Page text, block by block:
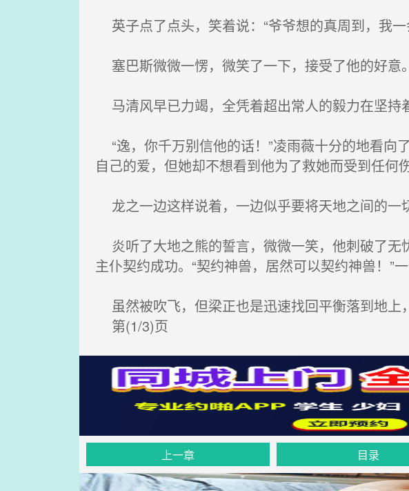
英子点了点头，笑着说：“爷爷想的真周到，我一
塞巴斯微微一愣，微笑了一下，接受了他的好意
马清风早已力竭，全凭着超出常人的毅力在坚持
“逸，你千万别信他的话！”凌雨薇十分的地看向
自己的爱，但她却不想看到他为了救她而受到任何
龙之一边这样说着，一边似乎要将天地之间的一
炎听了大地之熊的誓言，微微一笑，他刺破了无
主仆契约成功。“契约神兽，居然可以契约神兽！”
虽然被吹飞，但梁正也是迅速找回平衡落到地上
第(1/3)页
上一章 目录